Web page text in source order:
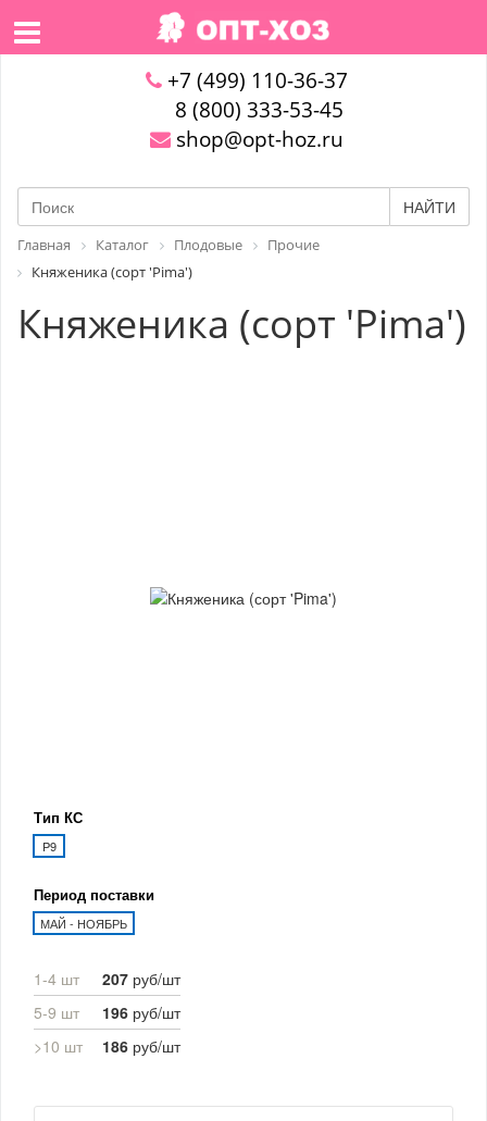
+7 (499) 110-36-37
8 (800) 333-53-45
shop@opt-hoz.ru
НАЙТИ
Главная Каталог Плодовые
Прочие
Княженика (сорт 'Pima')
Княженика (сорт 'Pima')
Тип КС
P9
Период поставки
МАЙ - НОЯБРЬ
1-4 шт 207 руб/шт
5-9 шт
196 руб/шт
>10 шт
186 руб/шт